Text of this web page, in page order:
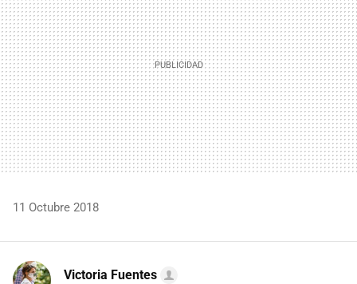
11 Octubre 2018
Victoria Fuentes